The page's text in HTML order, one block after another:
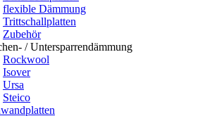
flexible Dämmung
Trittschallplatten
Zubehör
/ Untersparrendämmung
Rockwool
Isover
Ursa
Steico